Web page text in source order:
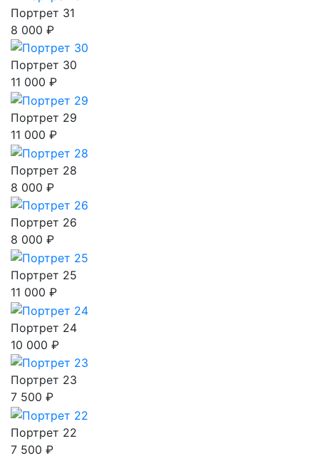
Портрет 31
8 000 ₽
Портрет 30
11 000 ₽
Портрет 29
11 000 ₽
Портрет 28
8 000 ₽
Портрет 26
8 000 ₽
Портрет 25
11 000 ₽
Портрет 24
10 000 ₽
Портрет 23
7 500 ₽
Портрет 22
7 500 ₽